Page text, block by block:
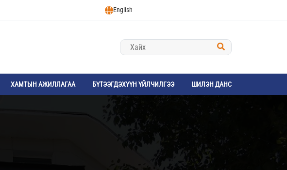
English
ХАМТЫН АЖИЛЛАГАА БҮТЭЭГДЭХҮҮН ҮЙЛЧИЛГЭЭ ШИЛЭН ДАНС